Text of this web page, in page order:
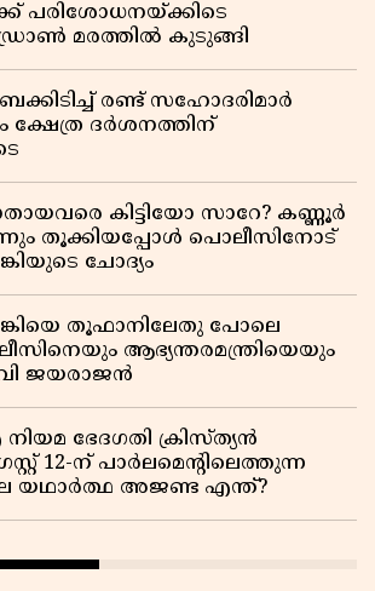
പരിശോധനയ്ക്കിടെ
ഡ്രോൺ മരത്തിൽ കുടുങ്ങി
രണ്ട് സഹോദരിമാർ
ക്ഷേത്ര ദർശനത്തിന്
കിട്ടിയോ സാറേ? കണ്ണൂർ
തൂക്കിയപ്പോൾ പൊലീസിനോട്
ചോദ്യം
തൂഫാനിലേതു പോലെ
ആഭ്യന്തരമന്ത്രിയെയും
വി ജയരാജൻ
ഭേദഗതി ക്രിസ്ത്യൻ
12-ന് പാർലമെന്റിലെത്തുന്ന
യഥാർത്ഥ അജണ്ട എന്ത്?